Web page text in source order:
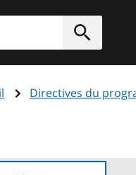
Directives du